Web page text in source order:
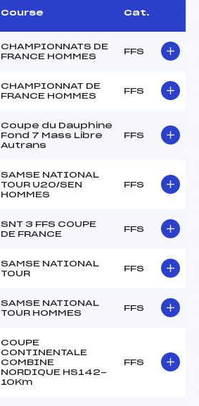
Course Cat.
CHAMPIONNATS DE
FRANCE HOMMES
FFS
CHAMPIONNAT DE
FRANCE HOMMES
FFS
Coupe du Dauphine
Fond 7 Mass Libre
Autrans
FFS
SAMSE NATIONAL
TOUR U20/SEN
HOMMES
FFS
SNT 3 FFS COUPE
DE FRANCE
FFS
SAMSE NATIONAL
TOUR
FFS
SAMSE NATIONAL
TOUR HOMMES
FFS
COUPE
CONTINENTALE
COMBINE
NORDIQUE HS142-
10Km
FFS